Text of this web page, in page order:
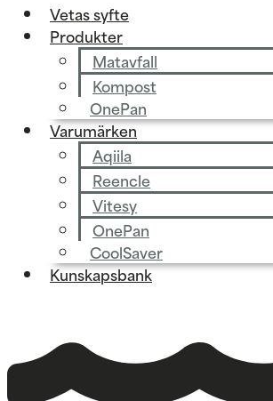
Vetas syfte
Produkter
Matavfall
Kompost
OnePan
Varumärken
Aqiila
Reencle
Vitesy
OnePan
CoolSaver
Kunskapsbank